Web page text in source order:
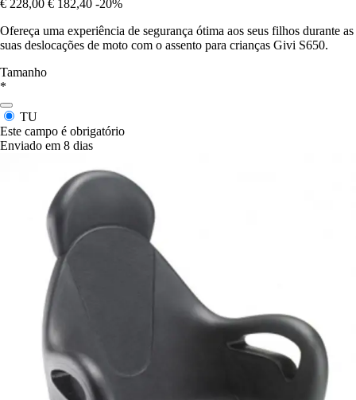
€ 228,00 € 182,40 -20%
Ofereça uma experiência de segurança ótima aos seus filhos durante as
suas deslocações de moto com o assento para crianças Givi S650.
Tamanho
*
TU
Este campo é obrigatório
Enviado em 8 dias